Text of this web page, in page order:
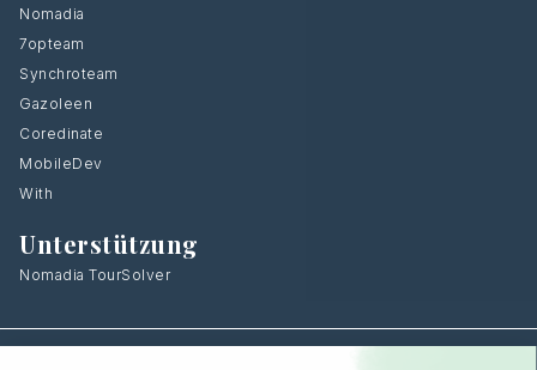
Nomadia
7opteam
Synchroteam
Gazoleen
Coredinate
MobileDev
With
Unterstützung
Nomadia TourSolver